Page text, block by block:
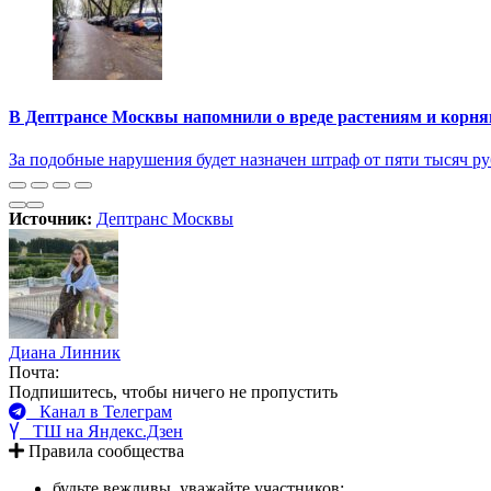
В Дептрансе Москвы напомнили о вреде растениям и
За подобные нарушения будет назначен штраф от пяти тысяч
Источник: Дептранс Москвы
Диана Линник
Почта:
Подпишитесь, чтобы ничего не пропустить
Канал в Телеграм
ТШ на Яндекс.Дзен
Правила сообщества